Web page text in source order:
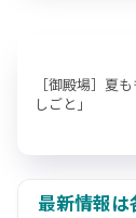
［御殿場］夏
しごと」
最新情報は